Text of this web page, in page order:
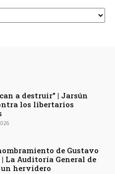
a destruir” | Jarsún
los libertarios
de Gustavo
La Auditoría General de
un hervidero